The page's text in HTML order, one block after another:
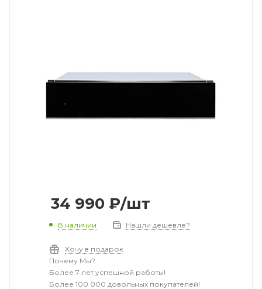
34 990 ₽/шт
В наличии Нашли дешевле?
Хочу в подарок
Почему Мы?
Более 7 лет успешной работы!
Более 100 000 довольных покупателей!